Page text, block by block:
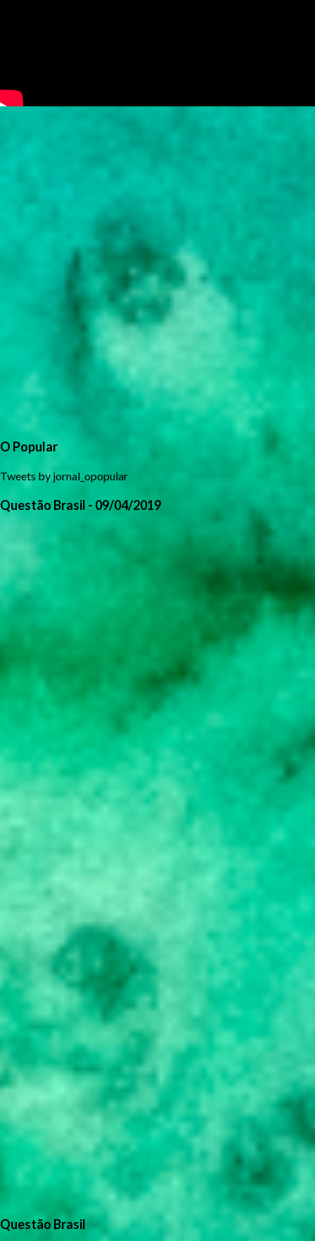
O Popular
Tweets by jornal_opopular
Questão Brasil - 09/04/2019
Questão Brasil